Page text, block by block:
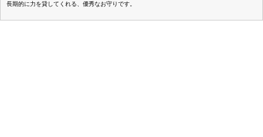
長期的に力を貸してくれる、優秀なお守りです。